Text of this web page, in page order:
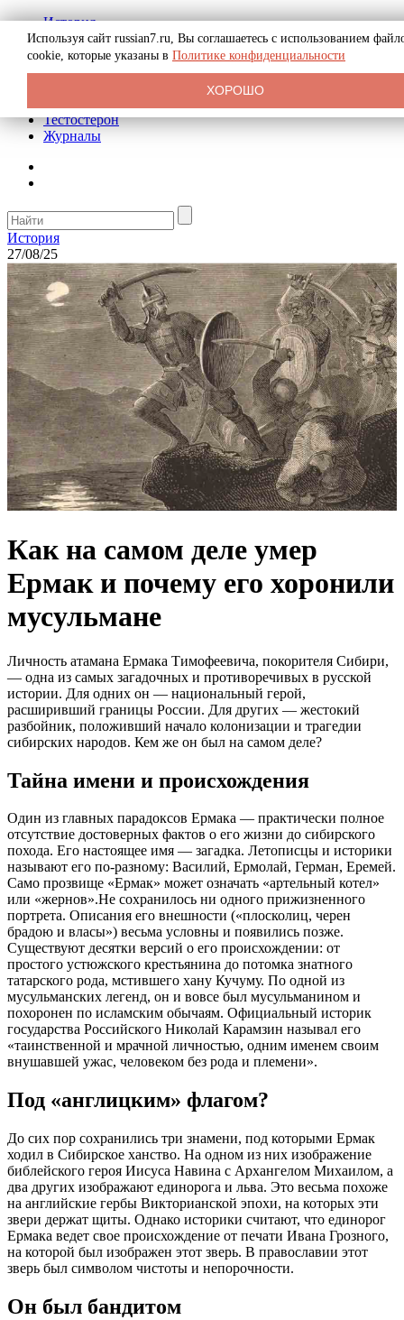
История
Биография
Криминал
Реклама на сайте
Тестостерон
Журналы
История
27/08/25
Как на самом деле умер
Ермак и почему его хоронили
мусульмане
Личность атамана Ермака Тимофеевича, покорителя Сибири,
— одна из самых загадочных и противоречивых в русской
истории. Для одних он — национальный герой,
расширивший границы России. Для других — жестокий
разбойник, положивший начало колонизации и трагедии
сибирских народов. Кем же он был на самом деле?
Тайна имени и происхождения
Один из главных парадоксов Ермака — практически полное
отсутствие достоверных фактов о его жизни до сибирского
похода. Его настоящее имя — загадка. Летописцы и историки
называют его по-разному: Василий, Ермолай, Герман, Еремей.
Само прозвище «Ермак» может означать «артельный котел»
или «жернов».Не сохранилось ни одного прижизненного
портрета. Описания его внешности («плосколиц, черен
брадою и власы») весьма условны и появились позже.
Существуют десятки версий о его происхождении: от
простого устюжского крестьянина до потомка знатного
татарского рода, мстившего хану Кучуму. По одной из
мусульманских легенд, он и вовсе был мусульманином и
похоронен по исламским обычаям. Официальный историк
государства Российского Николай Карамзин называл его
«таинственной и мрачной личностью, одним именем своим
внушавшей ужас, человеком без рода и племени».
Под «англицким» флагом?
До сих пор сохранились три знамени, под которыми Ермак
ходил в Сибирское ханство. На одном из них изображение
библейского героя Иисуса Навина с Архангелом Михаилом, а
два других изображают единорога и льва. Это весьма похоже
на английские гербы Викторианской эпохи, на которых эти
звери держат щиты. Однако историки считают, что единорог
Ермака ведет свое происхождение от печати Ивана Грозного,
на которой был изображен этот зверь. В православии этот
зверь был символом чистоты и непорочности.
Он был бандитом
Используя сайт russian7.ru, Вы соглашаетесь с использованием
cookie, которые указаны в Политике конфиденциальности
ХОРОШО